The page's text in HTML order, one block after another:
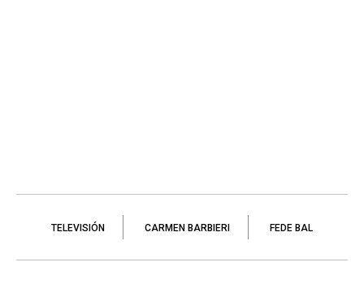
TELEVISIÓN CARMEN BARBIERI FEDE BAL